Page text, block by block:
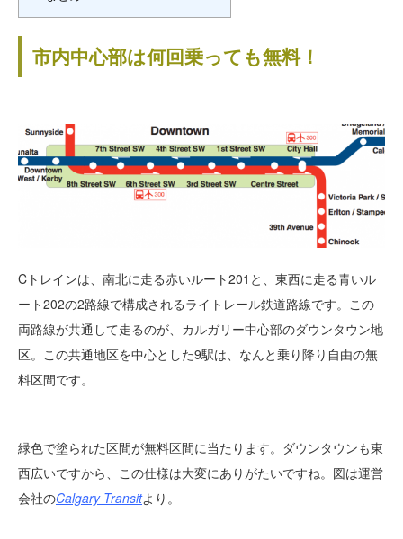
市内中心部は何回乗っても無料！
Cトレインは、南北に走る赤いルート201と、東西に走る青いル
ート202の2路線で構成されるライトレール鉄道路線です。この
両路線が共通して走るのが、カルガリー中心部のダウンタウン地
区。この共通地区を中心とした9駅は、なんと乗り降り自由の無
料区間です。
緑色で塗られた区間が無料区間に当たります。ダウンタウンも東
西広いですから、この仕様は大変にありがたいですね。図は運営
会社のCalgary Transitより。